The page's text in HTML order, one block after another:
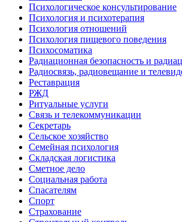
Психологическое консультирование
Психология и психотерапия
Психология отношений
Психология пищевого поведения
Психосоматика
Радиационная безопасность и
Радиосвязь, радиовещание и
Реставрация
РЖД
Ритуальные услуги
Связь и телекоммуникации
Секретарь
Сельское хозяйство
Семейная психология
Складская логистика
Сметное дело
Социальная работа
Спасателям
Спорт
Страхование